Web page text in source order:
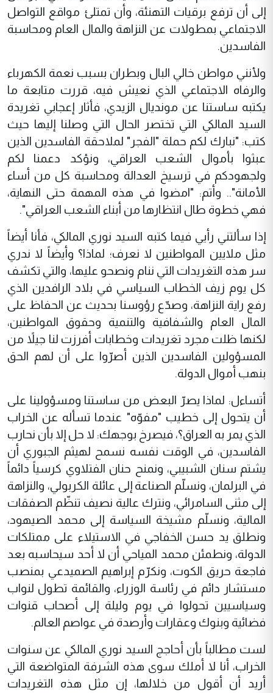
إلى أن ترفع برقيات التهنئة، وأن تمتلئ مواقع التواصل
الاجتماعي بمطولات عن النزاهة والمال العام ومحاسبة
الفاسدين.
ولأنني مواطن خالي البال وبطران بسبب نعمة الكهرباء
والرفاه الاجتماعي الذي نعيش فيه، قررت متابعة ما
يكتبه ساستنا عن مونديال الزيدي، فأثار إعجابي تغريدة
السيد المالكي التي تختصر الحال التي وصلنا إليها حيث
كتب: "نبارك لكم حملة "الفجر" لملاحقة الفاسدين الذين
عبثوا بأموال الشعب العراقي، ونؤكد دعمنا لكم
ولجهودكم في ترسيخ العدالة ومحاسبة كل من أساء
الأمانة".. وأتم: "امضوا في هذه المهمة حتى النهاية،
فهي خطوة طال انتظارها من أبناء الشعب العراقي".
إذا سألتني رأيي فيما كتبه السيد نوري المالكي، فأنا أيضاً
مثل ملايين المواطنين لا نعرف؛ لماذا؟ وأيضاً لا ندري
سر هذه التغريدات التي ننام ونصحو عليها، والتي تكشف
كل يوم زيف الخطاب السياسي في بلاد الرافدين الذي
رفع راية النزاهة، وصدّع رؤوسنا بحديث عن الحفاظ على
المال العام والشفافية والتنمية وحقوق المواطنين،
لكنها ظلت مجرد تغريدات وخطابات أفرزت لنا جيلاً من
المسؤولين الفاسدين الذين أصرّوا على أن لهم الحق
بنهب أموال الدولة.
أتساءل: لماذا يصرّ البعض من ساستنا ومسؤولينا على
أن يتحول إلى خطيب "مفوّه" عندما تسأله عن الخراب
الذي يمر به العراق؟، فيصرخ بوجهك: لا حل إلا بأن نحارب
الفاسدين، في الوقت نفسه نسمح لهيثم الجبوري أن
يشتم سنان الشبيبي، ونمنح حنان الفتلاوي كرسياً دائماً
في البرلمان، ونسلّم الصناعة إلى عائلة الكربولي، والنزاهة
إلى مثنى السامرائي، ونترك عالية نصيف تنظّم الصفقات
المالية، ونسلّم مشيخة السياسة إلى محمد الصيهود،
ونطلق يد حسن الخفاجي في الاستيلاء على ممتلكات
الدولة، ونطمئن محمد المياحي أن لا أحد سيحاسبه بعد
فاجعة حريق الكوت، ونكرّم إبراهيم الصميدعي بمنصب
مستشار دائم في رئاسة الوزراء، والقائمة تطول لنواب
وسياسيين تحولوا في يوم وليلة إلى أصحاب قنوات
فضائية وبنوك وعقارات وأرصدة في عواصم العالم.
لست مطالباً بأن أحاجج السيد نوري المالكي عن سنوات
الخراب، أنا لا أملك سوى هذه الشرفة المتواضعة التي
أريد أن أقول من خلالها، إن مثل هذه التغريدات